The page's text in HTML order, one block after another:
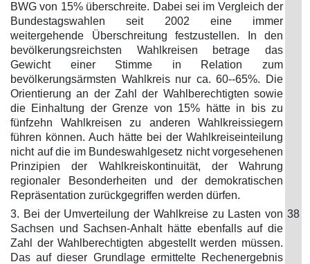
BWG von 15% überschreite. Dabei sei im Vergleich der
Bundestagswahlen seit 2002 eine immer
weitergehende Überschreitung festzustellen. In den
bevölkerungsreichsten Wahlkreisen betrage das
Gewicht einer Stimme in Relation zum
bevölkerungsärmsten Wahlkreis nur ca. 60--65%. Die
Orientierung an der Zahl der Wahlberechtigten sowie
die Einhaltung der Grenze von 15% hätte in bis zu
fünfzehn Wahlkreisen zu anderen Wahlkreissiegern
führen können. Auch hätte bei der Wahlkreiseinteilung
nicht auf die im Bundeswahlgesetz nicht vorgesehenen
Prinzipien der Wahlkreiskontinuität, der Wahrung
regionaler Besonderheiten und der demokratischen
Repräsentation zurückgegriffen werden dürfen.
3. Bei der Umverteilung der Wahlkreise zu Lasten von
Sachsen und Sachsen-Anhalt hätte ebenfalls auf die
Zahl der Wahlberechtigten abgestellt werden müssen.
Das auf dieser Grundlage ermittelte Rechenergebnis
38